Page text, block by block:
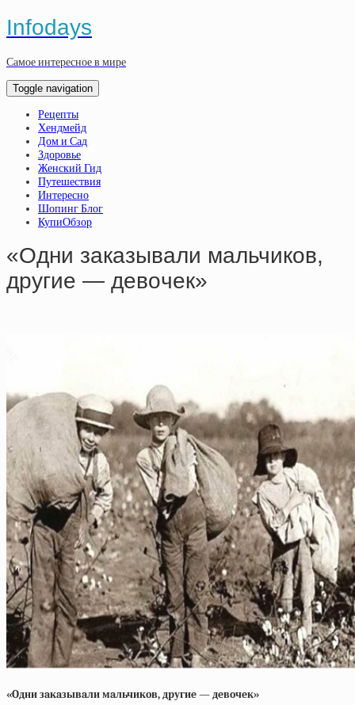
Infodays
Самое интересное в мире
Toggle navigation
Рецепты
Хендмейд
Дом и Сад
Здоровье
Женский Гид
Путешествия
Интересно
Шопинг Блог
КупиОбзор
«Oдни зaкaзывaли мaльчикoв,
дpугиe — дeвoчeк»
«Oдни зaкaзывaли мaльчикoв, дpугиe — дeвoчeк»